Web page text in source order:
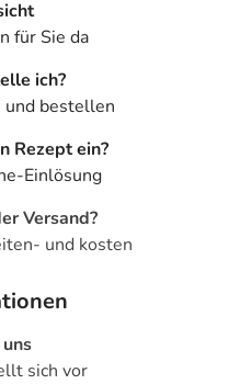
Jahren: Das
werden.
Die Behandlung sollte
und sorgfältig überwacht
können in dieser
auftreten.
Stillzeit?
angewendet werden.
wird nach derzeitigen
ist ein Abstillen in
für Sie da
ich?
und bestellen
Rezept ein?
Einlösung
Versand?
und kosten
sich vor